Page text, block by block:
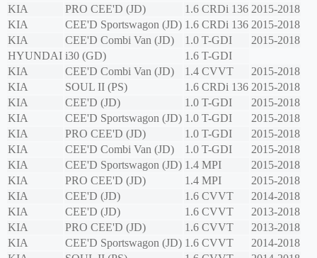
KIA
PRO CEE'D (JD) 1.6 CRDi 136 2015-2018
KIA
CEE'D Sportswagon (JD) 1.6 CRDi 136 2015-2018
KIA
CEE'D Combi Van (JD) 1.0 T-GDI
2015-2018
HYUNDAI i30 (GD)
1.6 T-GDI
KIA
CEE'D Combi Van (JD) 1.4 CVVT
2015-2018
KIA
SOUL II (PS) 1.6 CRDi 136 2015-2018
KIA
CEE'D (JD) 1.0 T-GDI
2015-2018
KIA
CEE'D Sportswagon (JD) 1.0 T-GDI
2015-2018
KIA
PRO CEE'D (JD) 1.0 T-GDI
2015-2018
KIA
CEE'D Combi Van (JD) 1.0 T-GDI
2015-2018
KIA
CEE'D Sportswagon (JD) 1.4 MPI
2015-2018
KIA
PRO CEE'D (JD) 1.4 MPI
2015-2018
KIA
CEE'D (JD) 1.6 CVVT
2014-2018
KIA
CEE'D (JD) 1.6 CVVT
2013-2018
KIA
PRO CEE'D (JD) 1.6 CVVT
2013-2018
KIA
CEE'D Sportswagon (JD) 1.6 CVVT
2014-2018